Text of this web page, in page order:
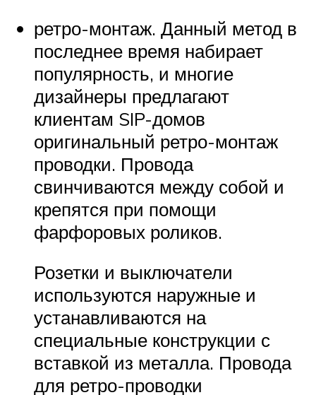
ретро-монтаж. Данный метод в
последнее время набирает
популярность, и многие
дизайнеры предлагают
клиентам SIP-домов
оригинальный ретро-монтаж
проводки. Провода
свинчиваются между собой и
крепятся при помощи
фарфоровых роликов.
Розетки и выключатели
используются наружные и
устанавливаются на
специальные конструкции с
вставкой из металла. Провода
для ретро-проводки